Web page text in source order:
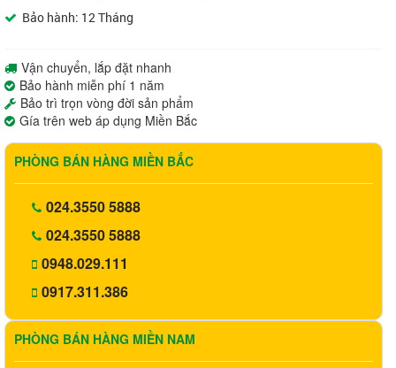
Bảo hành: 12 Tháng
Vận chuyển, lắp đặt nhanh
Bảo hành miễn phí 1 năm
Bảo trì trọn vòng đời sản phẩm
Gía trên web áp dụng Miền Bắc
PHÒNG BÁN HÀNG MIỀN BẮC
024.3550 5888
024.3550 5888
0948.029.111
0917.311.386
PHÒNG BÁN HÀNG MIỀN NAM